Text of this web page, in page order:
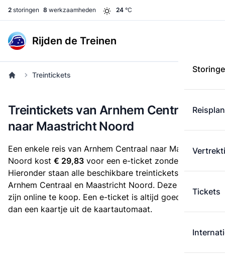
2 storingen 8 werkzaamheden 24 °C
Rijden de Treinen
Tickets
Treintickets
Treintickets van Arnhem Centraal
naar Maastricht Noord
Een enkele reis van Arnhem Centraal naar Maastricht
Noord kost € 29,83 voor een e-ticket zonder korting.
Hieronder staan alle beschikbare treintickets tussen
Arnhem Centraal en Maastricht Noord. Deze tickets
zijn online te koop. Een e-ticket is altijd goedkoper
dan een kaartje uit de kaartautomaat.